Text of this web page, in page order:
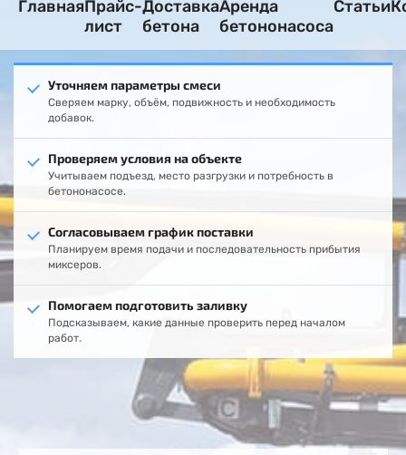
ГлавнаяПрайс-
лист
Доставка
бетона
Аренда
бетононасоса
Статьи
Уточняем параметры смеси
Сверяем марку, объём, подвижность и необходимость
добавок.
Проверяем условия на объекте
Учитываем подъезд, место разгрузки и потребность в
бетононасосе.
Согласовываем график поставки
Планируем время подачи и последовательность прибытия
миксеров.
Помогаем подготовить заливку
Подсказываем, какие данные проверить перед началом
работ.